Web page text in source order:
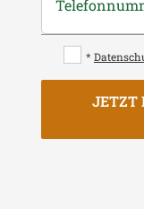
*
JETZT